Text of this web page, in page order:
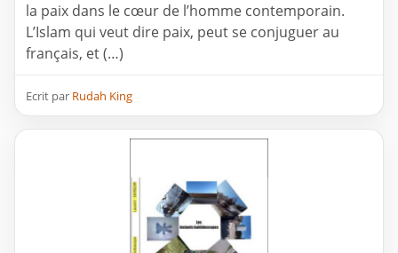
la paix dans le cœur de l’homme contemporain.
L’Islam qui veut dire paix, peut se conjuguer au
français, et (…)
Ecrit par Rudah King